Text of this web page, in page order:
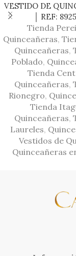
VESTIDO DE
│ REF:
Tienda
Quinceañeras,
Quinceañeras,
Poblado,
Tienda
Quinceañeras,
Rionegro,
Tienda
Quinceañeras,
Laureles,
Vestidos de
Quinceañeras